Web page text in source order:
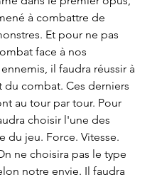
à combattre de
Et pour ne pas
face à nos
il faudra réussir à
du combat. Ces derniers
au tour par tour. Pour
choisir l'une des
du jeu. Force. Vitesse.
ne choisira pas le type
notre envie. Il faudra